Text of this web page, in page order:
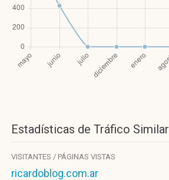
Estadísticas de Tráfico
VISITANTES / PÁGINAS VISTAS
ricardoblog.com.ar